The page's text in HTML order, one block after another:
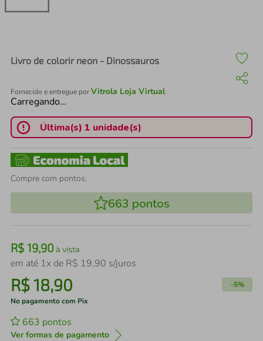
Livro de colorir neon - Dinossauros
Fornecido e entregue porVitrola Loja Virtual
Carregando…
Última(s) 1 unidade(s)
Compre com pontos:
663 pontos
R$ 19,90à vista
em até 1x de R$ 19,90 s/juros
R$18,90 -5%
No pagamento com Pix
663 pontos
Ver formas de pagamento